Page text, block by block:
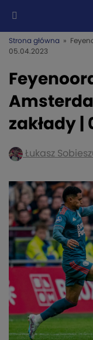
Strona główna »
05.04.2023
zakłady |
Łukasz